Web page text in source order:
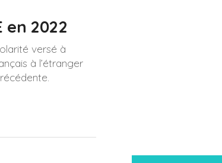
en 2022
versé à
à l’étranger